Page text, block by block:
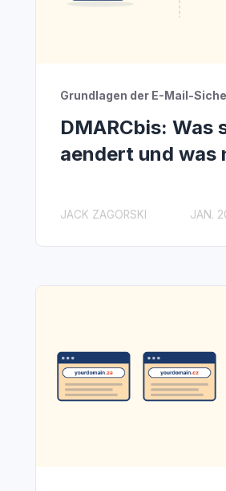
Grundlagen der E-Mail-
DMARCbis: Was
aendert und was
JACK ZAGORSKI JAN.